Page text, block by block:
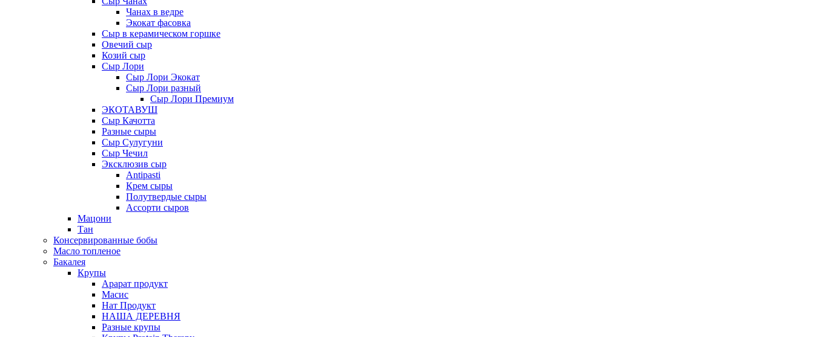
Чанах в ведре
Экокат фасовка
Сыр в керамическом горшке
Овечий сыр
Козий сыр
Сыр Лори
Сыр Лори Экокат
Сыр Лори разный
Сыр Лори Премиум
ЭКОТАВУШ
Сыр Качотта
Разные сыры
Сыр Сулугуни
Сыр Чечил
Эксклюзив сыр
Antipasti
Крем сыры
Полутвердые сыры
Ассорти сыров
Мацони
Тан
Консервированные бобы
Масло топленое
Бакалея
Крупы
Арарат продукт
Масис
Нат Продукт
НАША ДЕРЕВНЯ
Разные крупы